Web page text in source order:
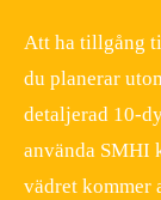
Att ha tillgång
du planerar
detaljerad 10-
använda SMHI
vädret kommer